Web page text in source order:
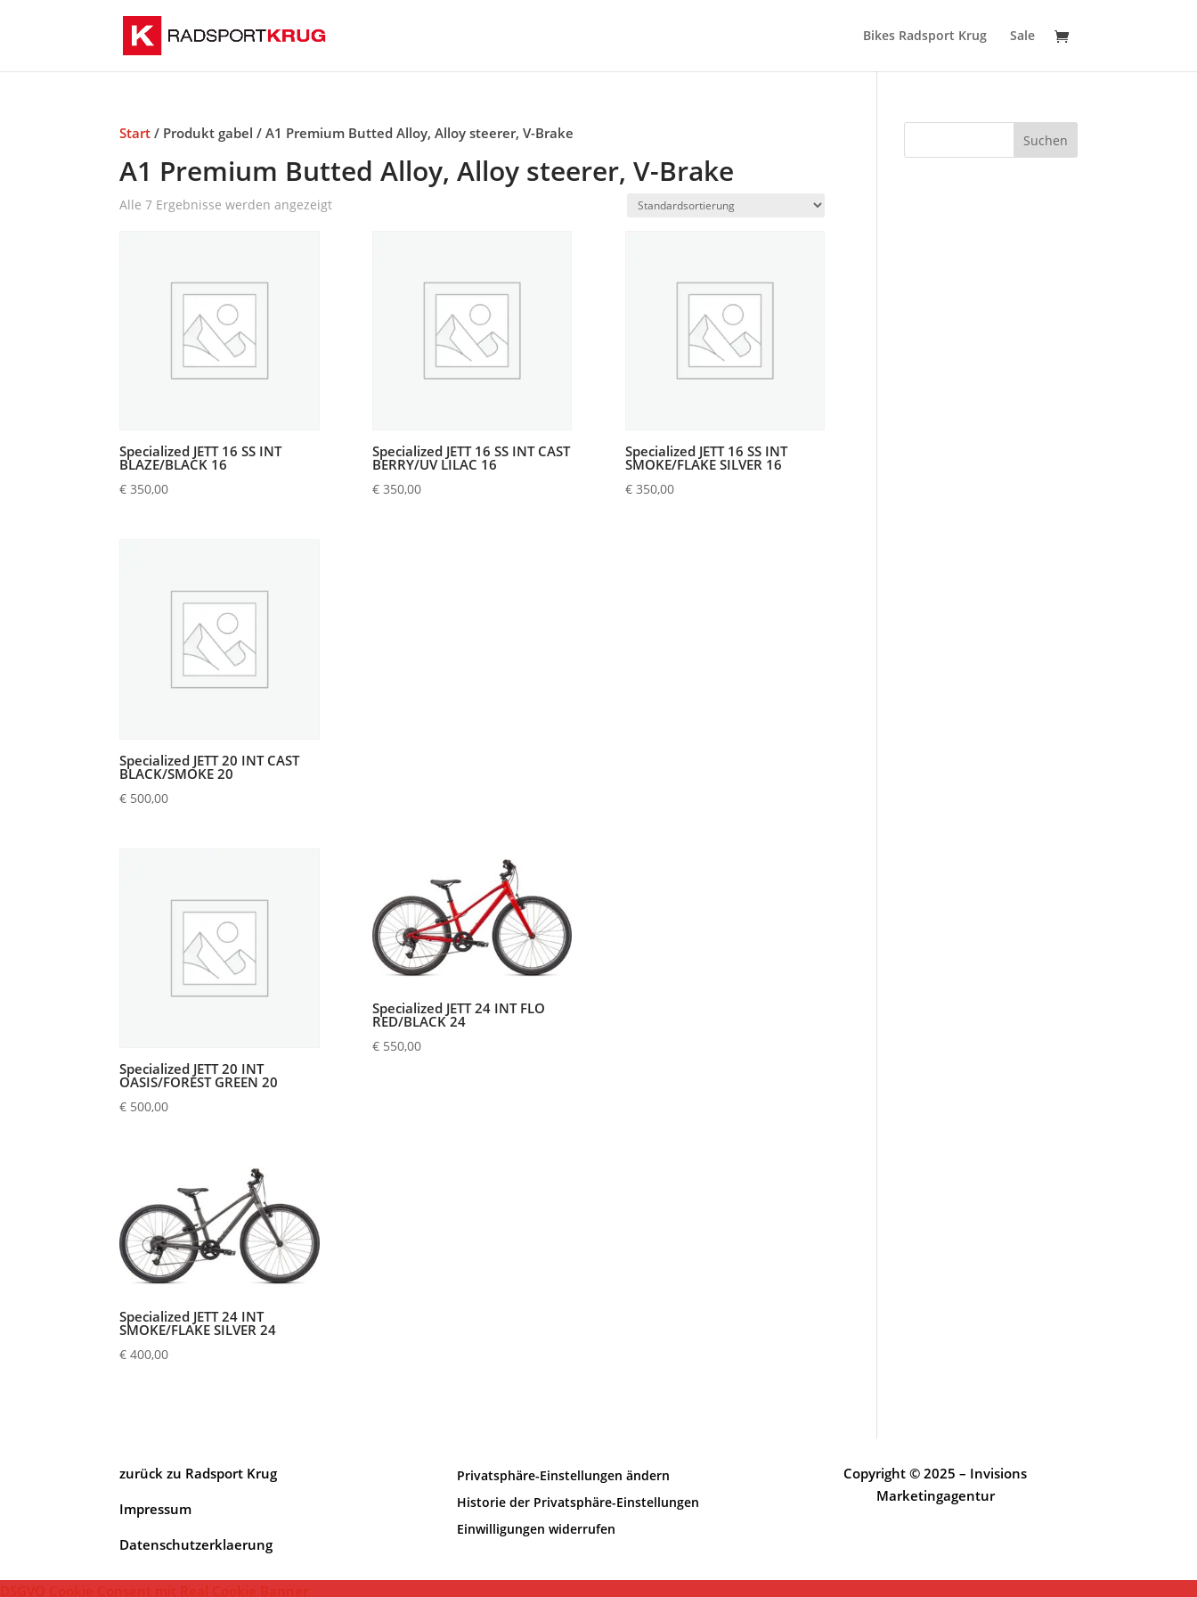
Bikes Radsport Krug Sale
Start / Produkt gabel / A1 Premium Butted Alloy, Alloy steerer, V-Brake
A1 Premium Butted Alloy, Alloy steerer, V-Brake
Alle 7 Ergebnisse werden angezeigt
Specialized JETT 16 SS INT
BLAZE/BLACK 16
€ 350,00
Specialized JETT 16 SS INT CAST
BERRY/UV LILAC 16
€350,00
Specialized JETT 16 SS INT
SMOKE/FLAKE SILVER 16
€350,00
Specialized JETT 20 INT CAST
BLACK/SMOKE 20
€ 500,00
Specialized JETT 20 INT
OASIS/FOREST GREEN 20
€ 500,00
Specialized JETT 24 INT FLO
RED/BLACK 24
€550,00
Specialized JETT 24 INT
SMOKE/FLAKE SILVER 24
€ 400,00
Suchen
zurück zu Radsport Krug
Impressum
Datenschutzerklaerung
Privatsphäre-Einstellungen ändern
Historie der Privatsphäre-Einstellungen
Einwilligungen widerrufen
Copyright © 2025 – Invisions
Marketingagentur
DSGVO Cookie Consent mit Real Cookie Banner